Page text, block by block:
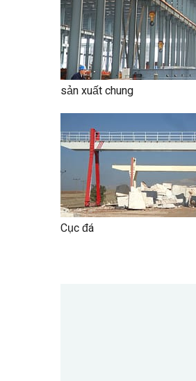
sản xuất chung
Cục đá